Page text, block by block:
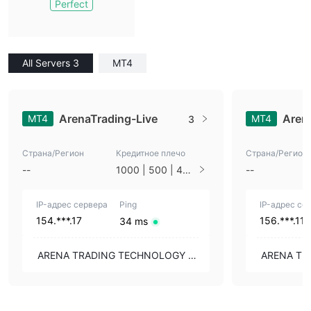
Perfect
All Servers 3 MT4
MT4 ArenaTrading-Live 3
Страна/Регион
--
Кредитное плечо
1000 | 500 | 400
IP-адрес сервера
154.***.17
Ping
34 ms
ARENA TRADING TECHNOLOGY P
MT4
Страна/Регион
--
IP-адрес
156.***.119
ARENA